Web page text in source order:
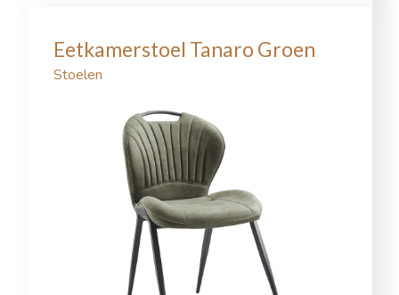
Eetkamerstoel Tanaro Groen
Stoelen